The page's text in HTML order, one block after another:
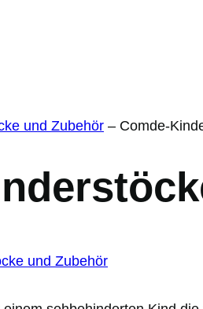
und Zubehör – Comde-
und Zubehör